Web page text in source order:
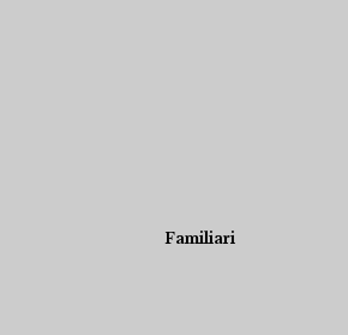
Familiari